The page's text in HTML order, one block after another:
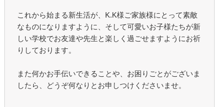
これから始まる新生活が、K.K様ご家族様にとって素敵
なものになりますように、そして可愛いお子様たちが新
しい学校でお友達や先生と楽しく過ごせますようにお祈
りしております。
また何かお手伝いできることや、お困りごとがございま
したら、どうぞ何なりとお申しつけくださいませ。